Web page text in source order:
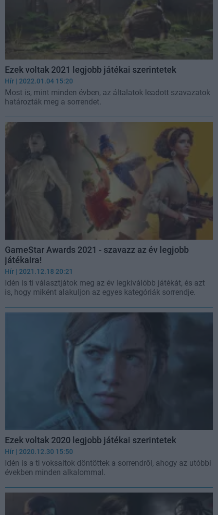
Ezek voltak 2021 legjobb játékai szerintetek
Hír | 2022.01.04 15:20
Most is, mint minden évben, az általatok leadott szavazatok
határozták meg a sorrendet.
GameStar Awards 2021 - szavazz az év legjobb
játékaira!
Hír | 2021.12.18 20:21
Idén is ti választjátok meg az év legkiválóbb játékát, és azt
is, hogy miként alakuljon az egyes kategóriák sorrendje.
Ezek voltak 2020 legjobb játékai szerintetek
Hír | 2020.12.30 15:50
Idén is a ti voksaitok döntöttek a sorrendről, ahogy az utóbbi
években minden alkalommal.